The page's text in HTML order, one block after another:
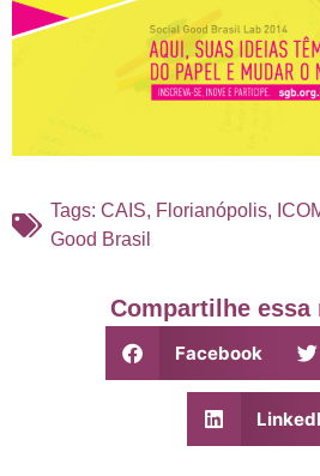
Tags: CAIS, Florianópolis,
Good Brasil
Compartilhe essa
Facebook